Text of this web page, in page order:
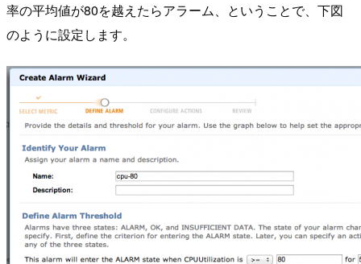
率の平均値が80を越えたらアラーム、ということで、下図
のように設定します。